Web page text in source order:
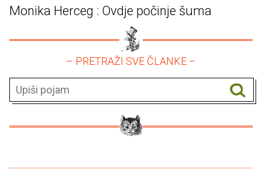
Monika Herceg : Ovdje počinje šuma
– PRETRAŽI SVE ČLANKE –